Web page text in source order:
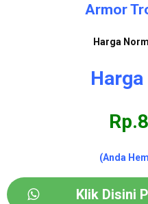
Armor
Harga
(Anda
Klik Disini